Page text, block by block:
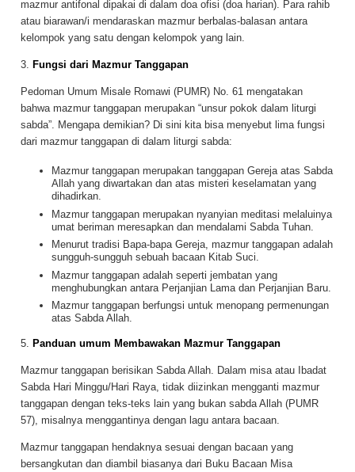
mazmur antifonal dipakai di dalam doa ofisi (doa harian). Para rahib
atau biarawan/i mendaraskan mazmur berbalas-balasan antara
kelompok yang satu dengan kelompok yang lain.
3. Fungsi dari Mazmur Tanggapan
Pedoman Umum Misale Romawi (PUMR) No. 61 mengatakan
bahwa mazmur tanggapan merupakan “unsur pokok dalam liturgi
sabda”. Mengapa demikian? Di sini kita bisa menyebut lima fungsi
dari mazmur tanggapan di dalam liturgi sabda:
Mazmur tanggapan merupakan tanggapan Gereja atas Sabda
Allah yang diwartakan dan atas misteri keselamatan yang
dihadirkan.
Mazmur tanggapan merupakan nyanyian meditasi melaluinya
umat beriman meresapkan dan mendalami Sabda Tuhan.
Menurut tradisi Bapa-bapa Gereja, mazmur tanggapan adalah
sungguh-sungguh sebuah bacaan Kitab Suci.
Mazmur tanggapan adalah seperti jembatan yang
menghubungkan antara Perjanjian Lama dan Perjanjian Baru.
Mazmur tanggapan berfungsi untuk menopang permenungan
atas Sabda Allah.
5. Panduan umum Membawakan Mazmur Tanggapan
Mazmur tanggapan berisikan Sabda Allah. Dalam misa atau Ibadat
Sabda Hari Minggu/Hari Raya, tidak diizinkan mengganti mazmur
tanggapan dengan teks-teks lain yang bukan sabda Allah (PUMR
57), misalnya menggantinya dengan lagu antara bacaan.
Mazmur tanggapan hendaknya sesuai dengan bacaan yang
bersangkutan dan diambil biasanya dari Buku Bacaan Misa